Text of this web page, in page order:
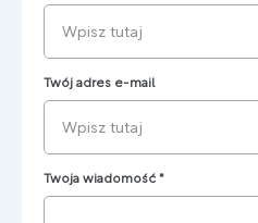
Twój adres e-mail
Twoja wiadomość *